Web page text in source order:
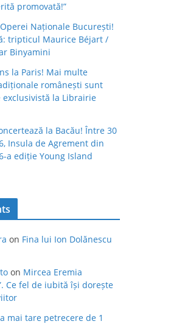
promovată!”
Naționale București!
tripticul Maurice Béjart /
Binyamini
la Paris! Mai multe
românești sunt
la Librairie
la Bacău! Între 30
Insula de Agrement din
a ediție Young Island
on Fina lui Ion Dolănescu
on Mircea Eremia
Ce fel de iubită își dorește
mai tare petrecere de 1